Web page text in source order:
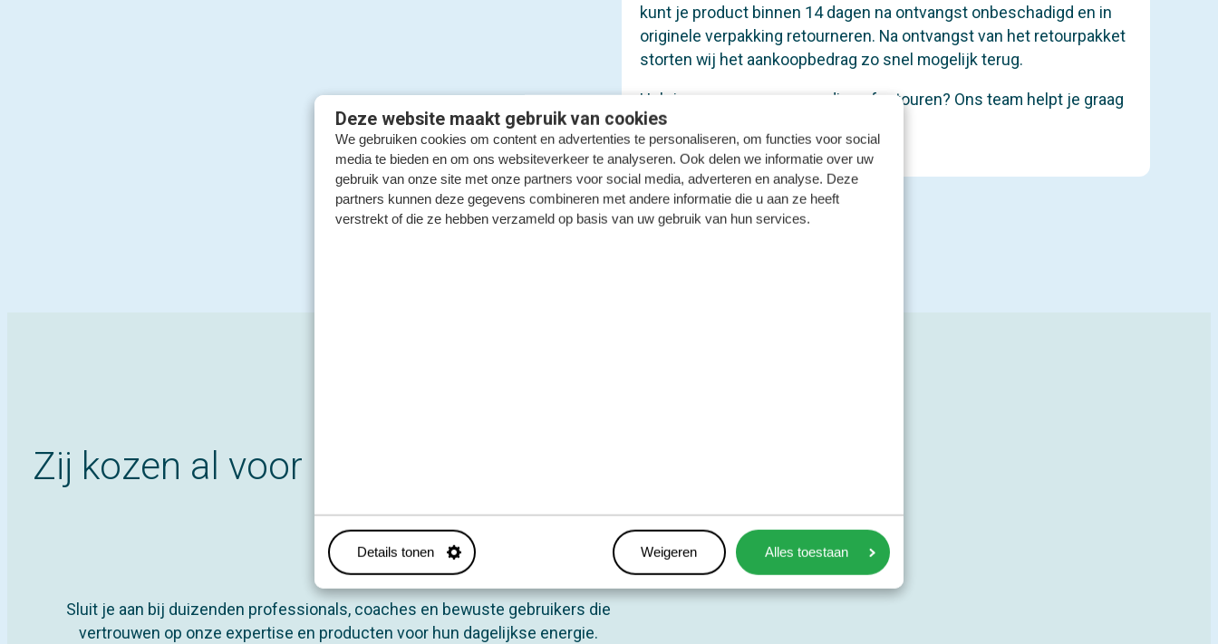
Deze website maakt gebruik van cookies
We gebruiken cookies om content en advertenties te personaliseren, om functies voor social
media te bieden en om ons websiteverkeer te analyseren. Ook delen we informatie over uw
gebruik van onze site met onze partners voor social media, adverteren en analyse. Deze
partners kunnen deze gegevens combineren met andere informatie die u aan ze heeft
verstrekt of die ze hebben verzameld op basis van uw gebruik van hun services.
Details tonen Weigeren Alles toestaan
kunt je product binnen 14 dagen na ontvangst onbeschadigd en in
originele verpakking retourneren. Na ontvangst van het retourpakket
storten wij het aankoopbedrag zo snel mogelijk terug.
Heb je
over verzending of retouren? Ons team helpt je graag
verder.
Zij kozen al voor
de kracht van Vitalogie
Sluit je aan bij duizenden professionals, coaches en bewuste gebruikers die
vertrouwen op onze expertise en producten voor hun dagelijkse energie.